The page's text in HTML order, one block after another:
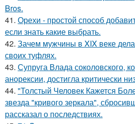
Bros.
41. Орехи - простой способ
если знать какие выбрать.
42. Зачем мужчины в XIX веке
своих туфлях.
43. Супруга Влада соколовского,
анорексии, достигла критически
44. "Толстый Человек Кажется
звезда "кривого зеркала",
рассказал о последствиях.